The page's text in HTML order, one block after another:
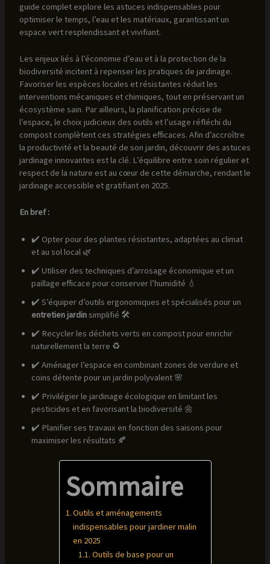
guide complet explore les astuces indispensables pour
optimiser le temps, l’eau et les matériaux, garantissant un
espace vert resplendissant et vivifiant.
Les enjeux liés à l’économie d’eau et à la protection de la
biodiversité incitent à repenser les pratiques de jardinage.
Favoriser les espèces locales et résistantes réduit les
interventions mécaniques et chimiques, tout en préservant un
écosystème sain. Par ailleurs, la planification précise de
l’espace, le choix judicieux des outils et l’usage réfléchi du
compost complètent ces stratégies efficaces. Afin d’accroître
la productivité et la beauté de son jardin, découvrir des astuces
jardinage innovantes est la clé. L’équilibre entre soin régulier et
respect de la nature est au cœur de cette démarche, rendant le
jardinage accessible et gratifiant en 2025.
En bref :
✔️ Opter pour des plantes résistantes, adaptées au climat
et au sol local 🌿
✔️ Utiliser des techniques d’arrosage économique et un
paillage efficace pour conserver l’humidité 💧
✔️ S’équiper d’outils ergonomiques et spécialisés pour un
entretien jardinsimplifié 🛠️
✔️ Recycler les déchets verts en compost pour enrichir
naturellement la terre ♻️
✔️ Aménager l’espace en combinant zones de verdure et
coins détente pour un jardin polyvalent 🌸
✔️ Privilégier le jardinage écologique en limitant les
pesticides et en favorisant la biodiversité 🌼
✔️ Planifier ses travaux en fonction des saisons pour
maximiser les résultats 🍂
Sommaire
Outils et aménagements
indispensables pour jardiner malin
en 2025
Outils de base pour un